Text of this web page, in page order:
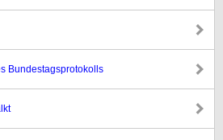
Bundestagsprotokolls